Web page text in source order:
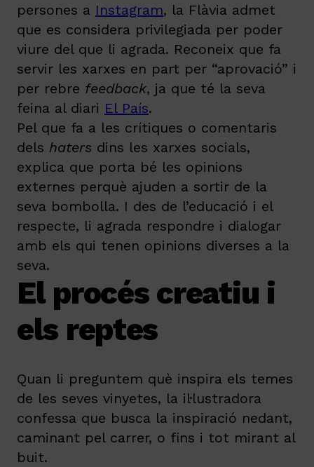
persones a Instagram, la Flàvia admet
que es considera privilegiada per poder
viure del que li agrada. Reconeix que fa
servir les xarxes en part per “aprovació” i
per rebre feedback, ja que té la seva
feina al diari El País.
Pel que fa a les crítiques o comentaris
dels haters dins les xarxes socials,
explica que porta bé les opinions
externes perquè ajuden a sortir de la
seva bombolla. I des de l’educació i el
respecte, li agrada respondre i dialogar
amb els qui tenen opinions diverses a la
seva.
El procés creatiu i
els reptes
Quan li preguntem què inspira els temes
de les seves vinyetes, la il·lustradora
confessa que busca la inspiració nedant,
caminant pel carrer, o fins i tot mirant al
buit.